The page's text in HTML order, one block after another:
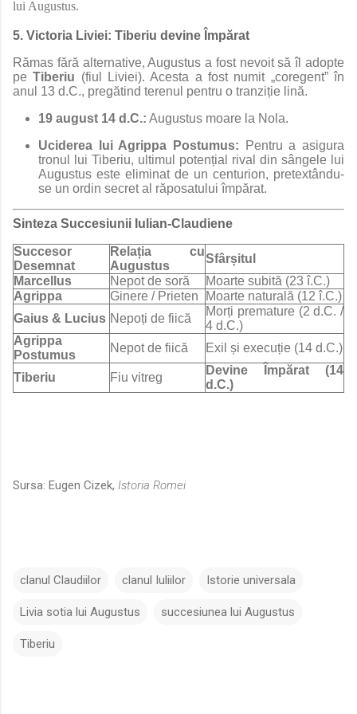
lui Augustus.
5. Victoria Liviei: Tiberiu devine Împărat
Rămas fără alternative, Augustus a fost nevoit să îl adopte
peTiberiu (fiul Liviei). Acesta a fost numit „coregent” în
anul 13 d.C., pregătind terenul pentru o tranziție lină.
19 august 14 d.C.: Augustus moare la Nola.
Uciderea lui Agrippa Postumus: Pentru a asigura
tronul lui Tiberiu, ultimul potențial rival din sângele lui
Augustus este eliminat de un centurion, pretextându-
se un ordin secret al răposatului împărat.
Sinteza Succesiunii Iulian-Claudiene
Succesor
Desemnat
Relația cu
Augustus
Sfârșitul
Marcellus
Nepot de soră
Moarte subită (23 î.C.)
Agrippa
Ginere / Prieten
Moarte naturală (12 î.C.)
Gaius & Lucius Nepoți de fiică
Morți premature (2 d.C. /
4 d.C.)
Agrippa
Postumus
Nepot de fiică Exil și execuție (14 d.C.)
Tiberiu Fiu vitreg
Devine Împărat (14
d.C.)
Sursa: Eugen Cizek, Istoria Romei
clanul Claudiilor clanul Iuliilor Istorie universala
Livia sotia lui Augustus succesiunea lui Augustus
Tiberiu